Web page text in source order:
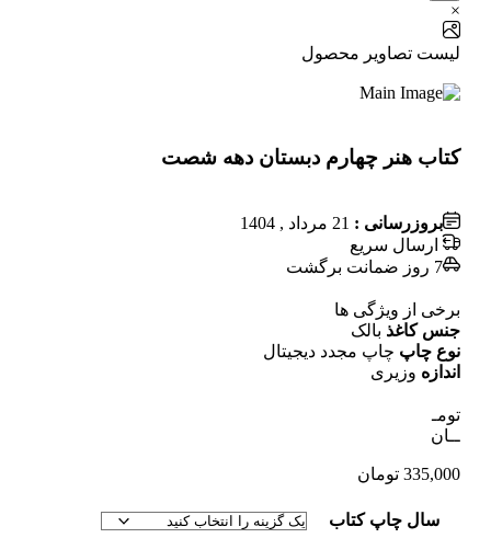
×
لیست تصاویر محصول
کتاب هنر چهارم دبستان دهه شصت
بروزرسانی : 21 مرداد , 1404
ارسال سریع
7 روز ضمانت برگشت
برخی از ویژگی ها
جنس کاغذ بالک
نوع چاپ چاپ مجدد دیجیتال
اندازه وزیری
تومـ
ــان
335,000 تومان
سال چاپ کتاب